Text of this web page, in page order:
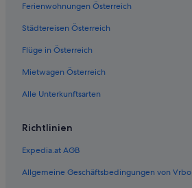
Ferienwohnungen Österreich
Städtereisen Österreich
Flüge in Österreich
Mietwagen Österreich
Alle Unterkunftsarten
Richtlinien
Expedia.at AGB
Allgemeine Geschäftsbedingungen von Vrbo